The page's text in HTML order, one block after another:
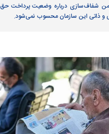
شفاف‌سازی درباره وضعیت پرداخت حق
و ذاتی این سازمان محسوب نمی‌شود.